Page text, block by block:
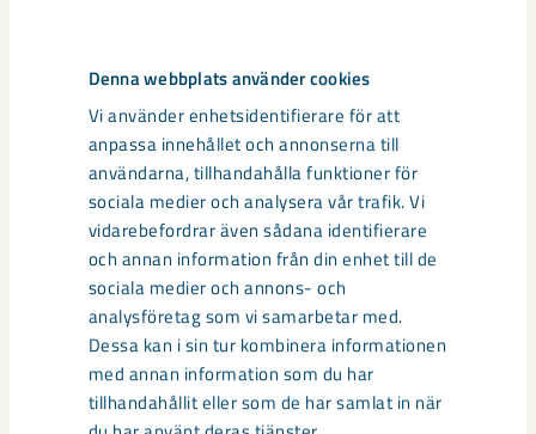
Denna webbplats använder cookies
Vi använder enhetsidentifierare för att
anpassa innehållet och annonserna till
användarna, tillhandahålla funktioner för
sociala medier och analysera vår trafik. Vi
vidarebefordrar även sådana identifierare
och annan information från din enhet till de
sociala medier och annons- och
analysföretag som vi samarbetar med.
Dessa kan i sin tur kombinera informationen
med annan information som du har
tillhandahållit eller som de har samlat in när
Kontakta
Samhällsomvandlingen
Här hittar du kontaktuppgifter för dig som
vill komma i kontakt med LKAB